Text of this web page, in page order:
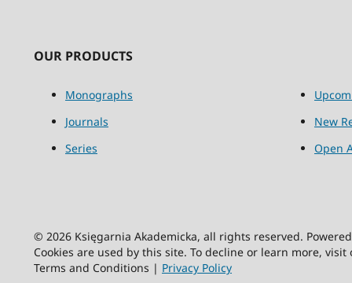
OUR PRODUCTS
Monographs
Journals
Series
New
Open
© 2026 Księgarnia Akademicka, all rights reserved.
Cookies are used by this site. To decline or learn more,
Terms and Conditions | Privacy Policy